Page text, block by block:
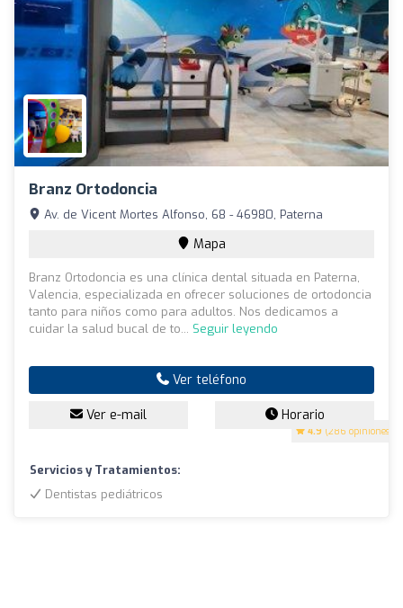
Branz Ortodoncia
4.9 (286 opiniones)
Av. de Vicent Mortes Alfonso, 68 - 46980, Paterna
Mapa
Branz Ortodoncia es una clínica dental situada en Paterna,
Valencia, especializada en ofrecer soluciones de ortodoncia
tanto para niños como para adultos. Nos dedicamos a
cuidar la salud bucal de to... Seguir leyendo
Ver teléfono
Ver e-mail Horario
Servicios y Tratamientos:
Dentistas pediátricos